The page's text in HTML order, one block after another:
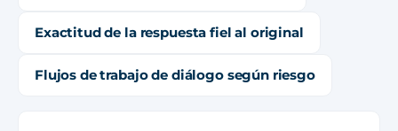
Exactitud de la respuesta fiel al original
Flujos de trabajo de diálogo según riesgo